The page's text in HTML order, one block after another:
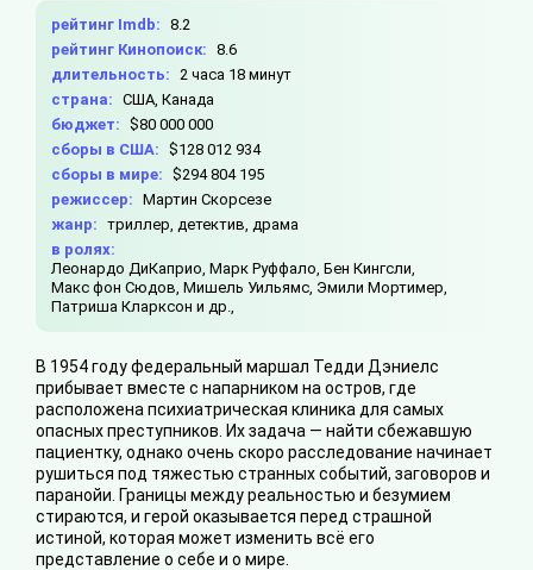
рейтинг Imdb: 8.2
рейтинг Кинопоиск: 8.6
длительность:
2 часа 18 минут
страна: США, Канада
бюджет: $80 000 000
сборы в США: $128 012 934
сборы в мире: $294 804 195
режиссер: Мартин Скорсезе
жанр: триллер, детектив, драма
в ролях:
Леонардо ДиКаприо, Марк Руффало, Бен Кингсли,
Макс фон Сюдов, Мишель Уильямс, Эмили Мортимер,
Патриша Кларксон и др.,
В 1954 году федеральный маршал Тедди Дэниелс
прибывает вместе с напарником на остров, где
расположена психиатрическая клиника для самых
опасных преступников. Их задача — найти сбежавшую
пациентку, однако очень скоро расследование начинает
рушиться под тяжестью странных событий, заговоров и
паранойи. Границы между реальностью и безумием
стираются, и герой оказывается перед страшной
истиной, которая может изменить всё его
представление о себе и о мире.